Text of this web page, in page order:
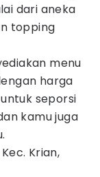
dari aneka
topping
menu
harga
seporsi
kamu juga
Krian,